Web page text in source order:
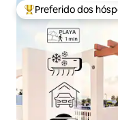
Entre os melhores
Preferido dos